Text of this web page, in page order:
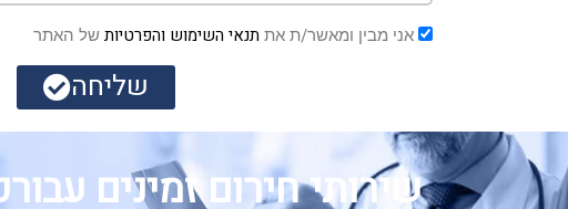
אני מבין ומאשר/ת את תנאי השימוש והפרטיות של האתר
שליחה